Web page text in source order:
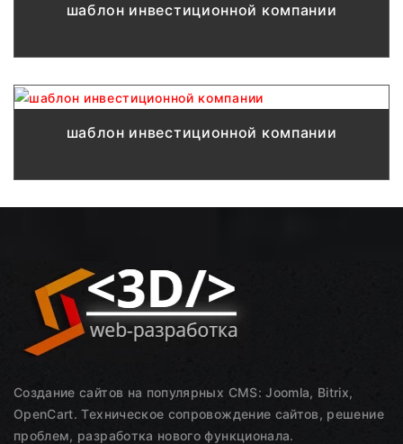
шаблон инвестиционной компании
шаблон инвестиционной компании
Создание сайтов на популярных CMS: Joomla, Bitrix,
OpenCart. Техническое сопровождение сайтов, решение
проблем, разработка нового функционала.